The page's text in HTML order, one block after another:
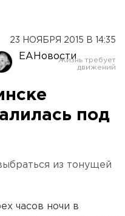
23 НОЯБРЯ 2015 В 14:35
ЕАНовости
под
из тонущей
часов ночи в